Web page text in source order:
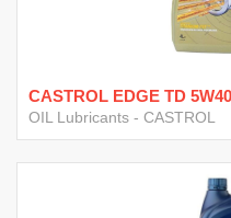
CASTROL EDGE TD
OIL Lubricants - CASTROL